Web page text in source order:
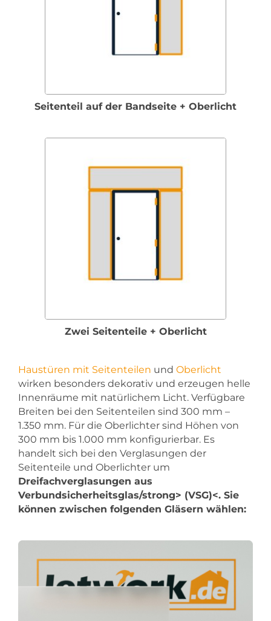
Seitenteil auf der Bandseite + Oberlicht
Zwei Seitenteile + Oberlicht
Haustüren mit Seitenteilen und Oberlicht
wirken besonders dekorativ und erzeugen helle
Innenräume mit natürlichem Licht. Verfügbare
Breiten bei den Seitenteilen sind 300 mm –
1.350 mm. Für die Oberlichter sind Höhen von
300 mm bis 1.000 mm konfigurierbar. Es
handelt sich bei den Verglasungen der
Seitenteile und Oberlichter um
Dreifachverglasungen aus
Verbundsicherheitsglas/strong> (VSG)<. Sie
können zwischen folgenden Gläsern wählen: